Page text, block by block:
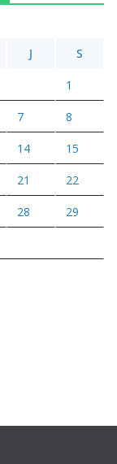
J S
1
7 8
14 15
21 22
28 29